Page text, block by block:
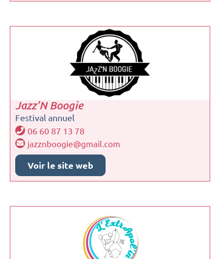
Jazz’N Boogie
Festival annuel
06 60 87 13 78
jazznboogie@gmail.com
Voir le site web